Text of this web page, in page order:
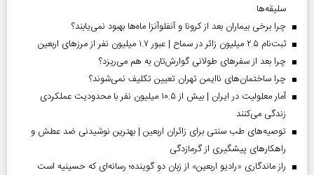
سلیقه‌ها
چرا برخی بیماران بعد از کرونا و آنفلوآنزا ماه‌ها بهبود نمی‌یابند؟
ثبت‌نام ۲.۵ میلیون زائر در سماح | عبور ۱.۷ میلیون نفر از مرز‌های اربعین
چرا بعد از سفرهای طولانی گوارش‌تان به هم می‌ریزد؟
چرا ساختمان‌های ناایمن تهران تعیین تکلیف نمی‌شوند؟
آمار معلولیت در ایران | بیش از ۱۰.۵ میلیون نفر با محدودیت عملکردی
زندگی می‌کنند
توصیه‌های طب سنتی برای زائران اربعین | بهترین نوشیدنی ضد عطش و
راهکارهای پیشگیری از گرمازدگی
راز ماندگاری «رادیو اربعین» از زبان دو گوینده؛ رسانه‌ای که حسینیه است